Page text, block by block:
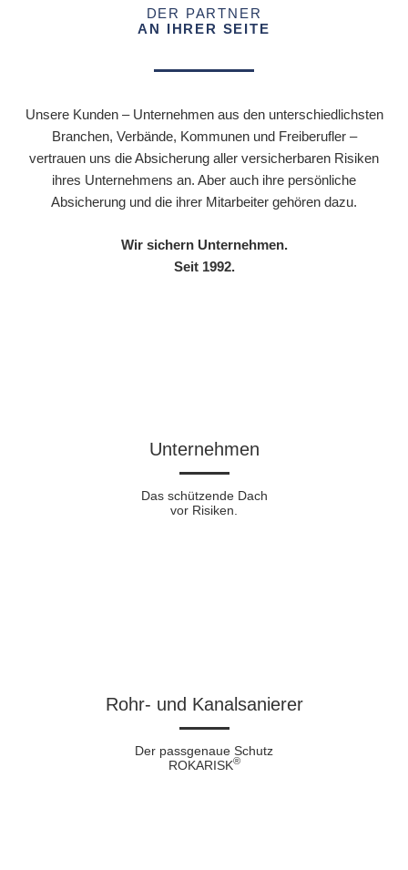
DER PARTNER
AN IHRER SEITE
Unsere Kunden – Unternehmen aus den unterschiedlichsten
Branchen, Verbände, Kommunen und Freiberufler –
vertrauen uns die Absicherung aller versicherbaren Risiken
ihres Unternehmens an. Aber auch ihre persönliche
Absicherung und die ihrer Mitarbeiter gehören dazu.
Wir sichern Unternehmen.
Seit 1992.
Unternehmen
Das schützende Dach
vor Risiken.
Rohr- und Kanalsanierer​
Der passgenaue Schutz
ROKARISK®